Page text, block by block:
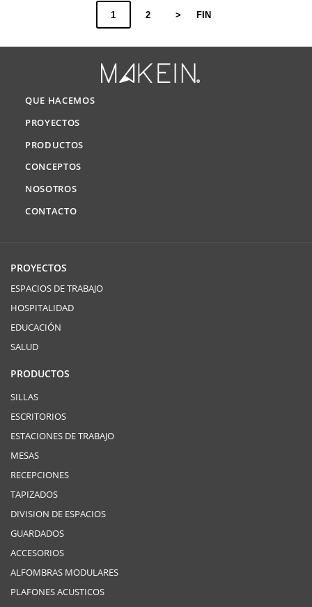
1 2 > FIN
QUE HACEMOS
PROYECTOS
PRODUCTOS
CONCEPTOS
NOSOTROS
CONTACTO
PROYECTOS
ESPACIOS DE TRABAJO
HOSPITALIDAD
EDUCACIÓN
SALUD
PRODUCTOS
SILLAS
ESCRITORIOS
ESTACIONES DE TRABAJO
MESAS
RECEPCIONES
TAPIZADOS
DIVISION DE ESPACIOS
GUARDADOS
ACCESORIOS
ALFOMBRAS MODULARES
PLAFONES ACUSTICOS